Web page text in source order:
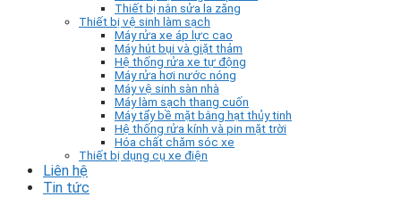
Thiết bị nắn sửa la zăng
Thiết bị vệ sinh làm sạch
Máy rửa xe áp lực cao
Máy hút bụi và giặt thảm
Hệ thống rửa xe tự động
Máy rửa hơi nước nóng
Máy vệ sinh sàn nhà
Máy làm sạch thang cuốn
Máy tẩy bề mặt bằng hạt thủy tinh
Hệ thống rửa kính và pin mặt trời
Hóa chất chăm sóc xe
Thiết bị dụng cụ xe điện
Liên hệ
Tin tức